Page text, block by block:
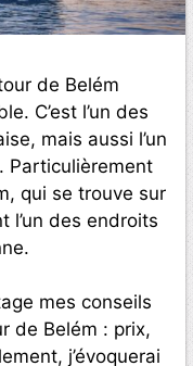
de Belém
C’est l’un des
mais aussi l’un
Particulièrement
qui se trouve sur
l’un des endroits
mes conseils
de Belém : prix,
j’évoquerai